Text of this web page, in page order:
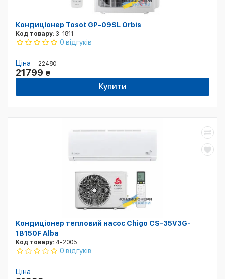
Кондиціонер Tosot GP-09SL Orbis
Код товару: 3-1811
0 відгуків
Ціна 22480
21799 ₴
Купити
Кондиціонер тепловий насос Chigo CS-35V3G-
1B150F Alba
Код товару: 4-2005
0 відгуків
Ціна